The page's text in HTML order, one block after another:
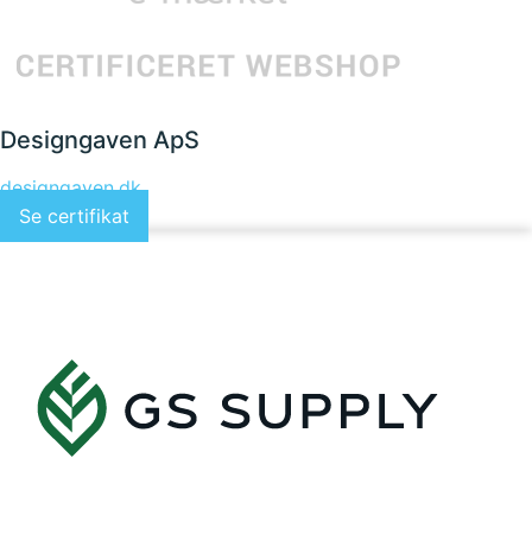
Designgaven ApS
designgaven.dk
Se certifikat